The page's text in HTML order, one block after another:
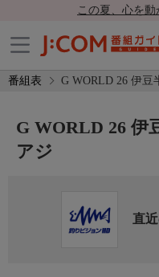
この夏、心を
番組表 G WORLD 26 伊豆
G WORLD 26 伊
アジ
直